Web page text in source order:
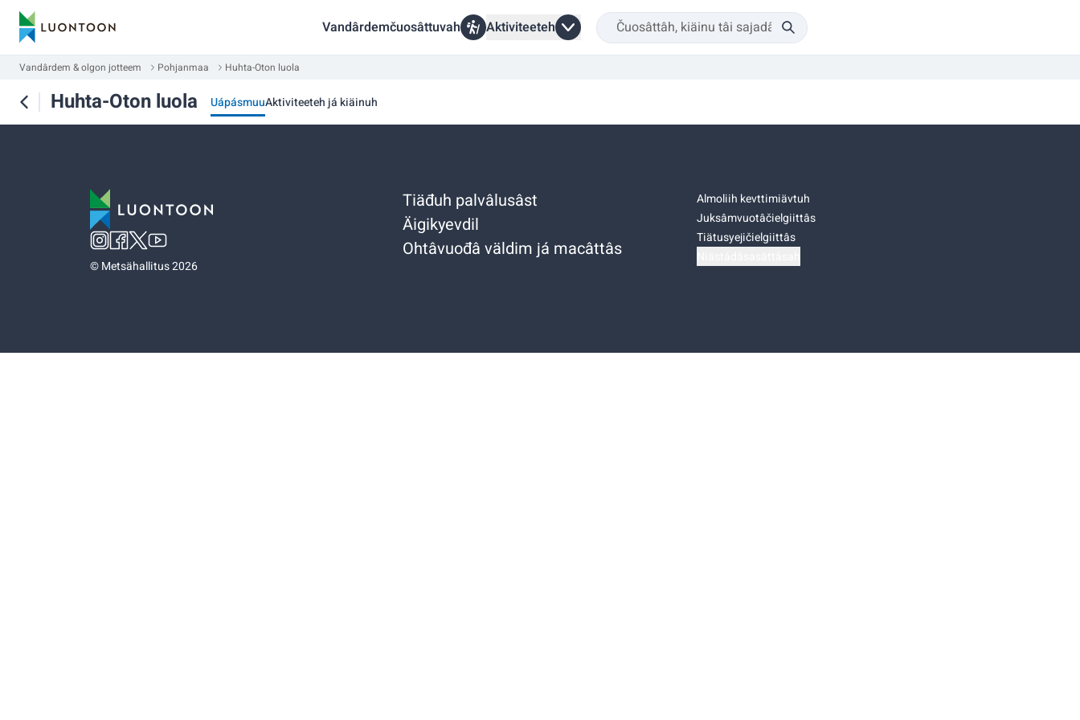
Vandârdemčuosâttuvah Aktiviteeteh
Vandârdem & olgon jotteem Pohjanmaa Huhta-Oton luola
Huhta-Oton luola UápásmuuAktiviteeteh já kiäinuh
©Metsähallitus 2026
Tiäđuh palvâlusâst
Äigikyevdil
Ohtâvuođâ väldim já macâttâs
Almoliih kevttimiävtuh
Juksâmvuotâčielgiittâs
Tiätusyejičielgiittâs